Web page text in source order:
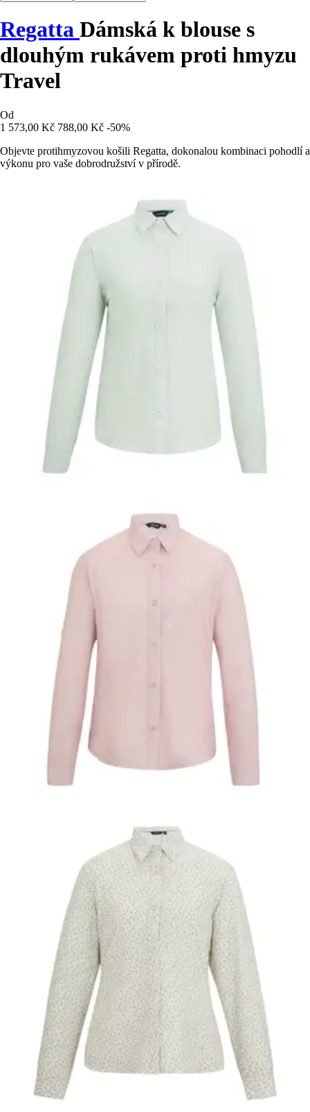
Regatta Dámská k blouse s
dlouhým rukávem proti hmyzu
Travel
Od
1 573,00 Kč 788,00 Kč -50%
Objevte protihmyzovou košili Regatta, dokonalou kombinaci pohodlí a
výkonu pro vaše dobrodružství v přírodě.